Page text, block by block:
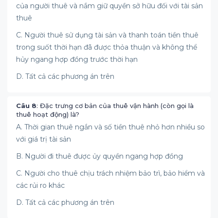
của người thuê và nắm giữ quyền sở hữu đối với tài sản
thuê
C. Người thuê sử dụng tài sản và thanh toán tiền thuê
trong suốt thời hạn đã được thỏa thuận và không thể
hủy ngang hợp đồng trước thời hạn
D. Tất cả các phương án trên
Câu 8: Đặc trưng cơ bản của thuê vận hành (còn gọi là
thuê hoạt động) là?
A. Thời gian thuê ngắn và số tiền thuê nhỏ hơn nhiều so
với giá trị tài sản
B. Người đi thuê được ủy quyền ngang hợp đồng
C. Người cho thuê chịu trách nhiệm bảo trì, bảo hiểm và
các rủi ro khác
D. Tất cả các phương án trên